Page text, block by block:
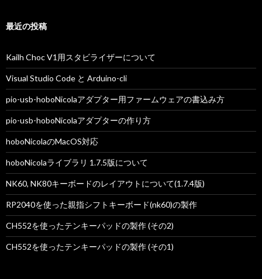
ョ
ン
最近の投稿
Kailh Choc V1用スタビライザーについて
Visual Studio Code と Arduino-cli
pio-usb-hoboNicolaアダプター用ファームウェアの書込み方
pio-usb-hoboNicolaアダプターの作り方
hoboNicolaのMacOS対応
hoboNicolaライブラリ 1.7.5版について
NK60, NK80キーボードのレイアウトについて(1.7.4版)
RP2040を使った親指シフトキーボード(nk60)の製作
CH552を使ったテンキーパッドの製作 (その2)
CH552を使ったテンキーパッドの製作 (その1)